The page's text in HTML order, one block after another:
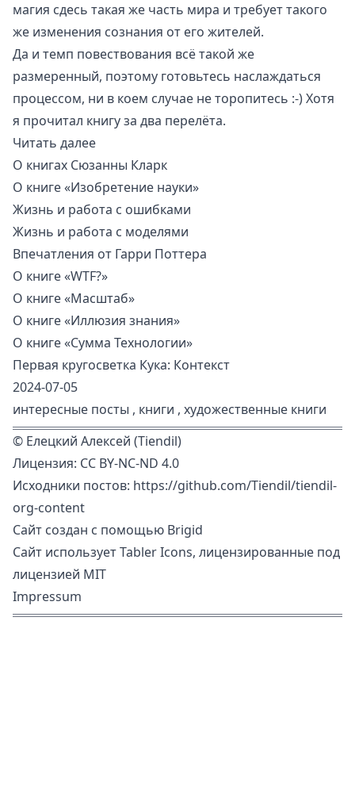
магия сдесь такая же часть мира и требует такого
же изменения сознания от его жителей.
Да и темп повествования всё такой же
размеренный, поэтому готовьтесь наслаждаться
процессом, ни в коем случае не торопитесь :-) Хотя
я прочитал книгу за два перелёта.
Читать далее
О книгах Сюзанны Кларк
О книге «Изобретение науки»
Жизнь и работа с ошибками
Жизнь и работа с моделями
Впечатления от Гарри Поттера
О книге «WTF?»
О книге «Масштаб»
О книге «Иллюзия знания»
О книге «Сумма Технологии»
Первая кругосветка Кука: Контекст
2024-07-05
интересные посты , книги , художественные книги
© Елецкий Алексей (Tiendil)
Лицензия: CC BY-NC-ND 4.0
Исходники постов: https://github.com/Tiendil/tiendil-
org-content
Сайт создан с помощью Brigid
Сайт используетTabler Icons, лицензированные под
лицензией MIT
Impressum